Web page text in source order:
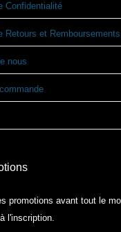
Confidentialité
Retours et Remboursements
nous
promotions avant tout le
l'inscription.